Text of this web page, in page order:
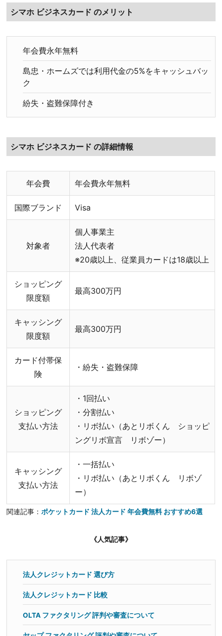
シマホ ビジネスカード のメリット
年会費永年無料
島忠・ホームズでは利用代金の5%をキャッシュバッ
ク
紛失・盗難保障付き
シマホ ビジネスカード の詳細情報
年会費 年会費永年無料
国際ブランド Visa
対象者
個人事業主
法人代表者
※20歳以上、従業員カードは18歳以上
ショッピング
限度額
最高300万円
キャッシング
限度額
最高300万円
カード付帯保
険
・紛失・盗難保障
ショッピング
支払い方法
・1回払い
・分割払い
・リボ払い（あとリボくん ショッピ
ングリボ宣言 リボゾー）
キャッシング
支払い方法
・一括払い
・リボ払い（あとリボくん リボゾ
ー）
関連記事：ポケットカード 法人カード 年会費無料 おすすめ6選
《人気記事》
法人クレジットカード 選び方
法人クレジットカード 比較
OLTA ファクタリング 評判や審査について